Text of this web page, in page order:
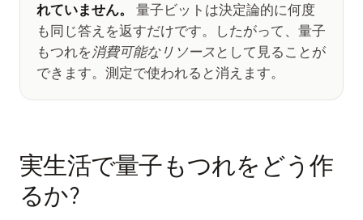
れていません。
量子ビットは決定論的に何度
も同じ答えを返すだけです。したがって、量子
もつれを消費可能なリソース として見ることが
できます。測定で使われると消えます。
実生活で量子もつれをどう作
るか?